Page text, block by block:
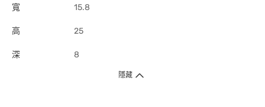
寬 15.8
高 25
深 8
隱藏